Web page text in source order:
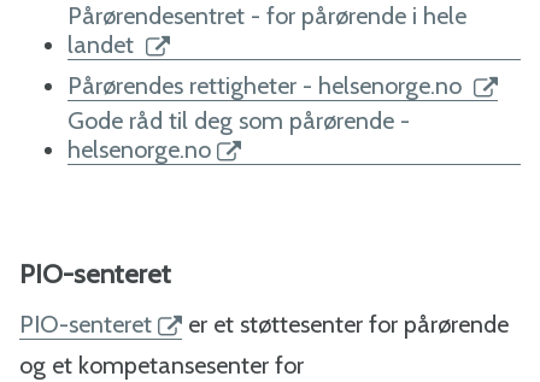
Pårørendesentret - for pårørende i hele
landet
Pårørendes rettigheter - helsenorge.no
Gode råd til deg som pårørende -
helsenorge.no
PIO-senteret
PIO-senteret
er et støttesenter for pårørende
og et kompetansesenter for